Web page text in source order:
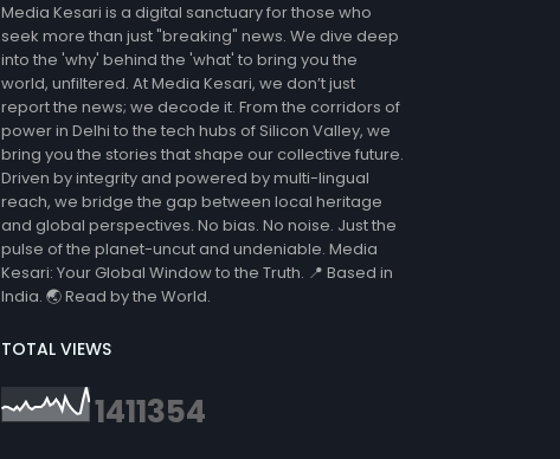
Media Kesari is a digital sanctuary for those who
seek more than just "breaking" news. We dive deep
into the 'why' behind the 'what' to bring you the
world, unfiltered. At Media Kesari, we don’t just
report the news; we decode it. From the corridors of
power in Delhi to the tech hubs of Silicon Valley, we
bring you the stories that shape our collective future.
Driven by integrity and powered by multi-lingual
reach, we bridge the gap between local heritage
and global perspectives. No bias. No noise. Just the
pulse of the planet-uncut and undeniable. Media
Kesari: Your Global Window to the Truth. 📍 Based in
India. 🌏 Read by the World.
TOTAL VIEWS
1411354